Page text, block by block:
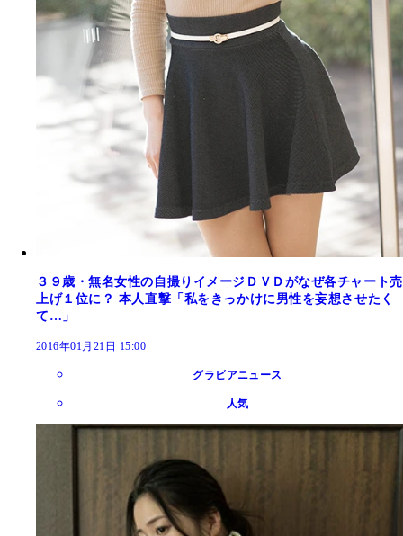
３９歳・無名女性の自撮りイメージＤＶＤがなぜ各チャート売
上げ１位に？ 本人直撃「私をきっかけに男性を妄想させたく
て…」
2016年01月21日 15:00
グラビアニュース
人気